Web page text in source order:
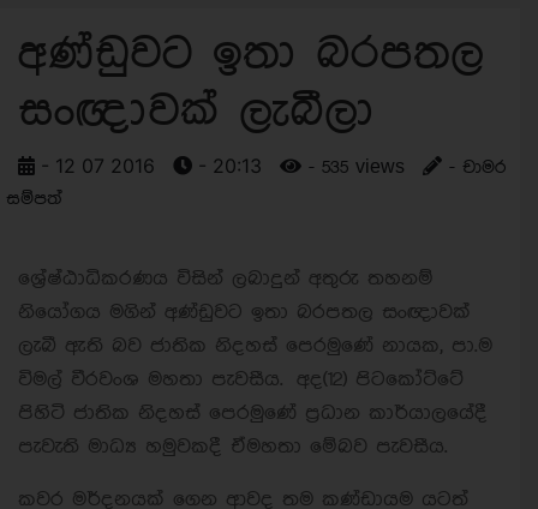
අණ්ඩුවට ඉතා බරපතල
සංඥාවක් ලැබීලා
- 12 07 2016 - 20:13 - 535 views
- චාමර
සම්පත්
ශ්‍රේෂ්ඨාධිකරණය විසින් ලබාදුන් අතුරු තහනම්
නියෝගය මගින් අණ්ඩුවට ඉතා බරපතල සංඥාවක්
ලැබී ඇති බව ජාතික නිදහස් පෙරමුණේ නායක, පා.ම
විමල් වීරවංශ මහතා පැවසීය. අද(12) පිටකෝට්ටේ
පිහිටි ජාතික නිදහස් පෙරමුණේ ප්‍රධාන කාර්යාලයේදී
පැවැති මාධ්‍ය හමුවකදී ඒමහතා මේබව පැවසීය.
කවර මර්දනයක් ගෙන ආවද තම කණ්ඩායම යටත්